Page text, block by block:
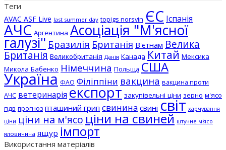
Теги
AVAC ASF Live last summer day topigs norsvin ЄС Іспанія
АЧС Аргентина Асоціація "М'ясної
галузі" Бразилія Британія В'єтнам Велика
Британія Великобританія Данія Канада Китай Мексика
Микола Бабенко Німеччина Польща США
Україна ФАО Філіппіни вакцина вакцина проти
АЧС ветеринарія експорт закупівельні ціни зерно м'ясо
пдв прогноз пташиний грип свинина свині світ харчування
ціни ціни на м'ясо ціни на свиней штучне м'ясо
яловичина ящур імпорт
Використання матеріалів